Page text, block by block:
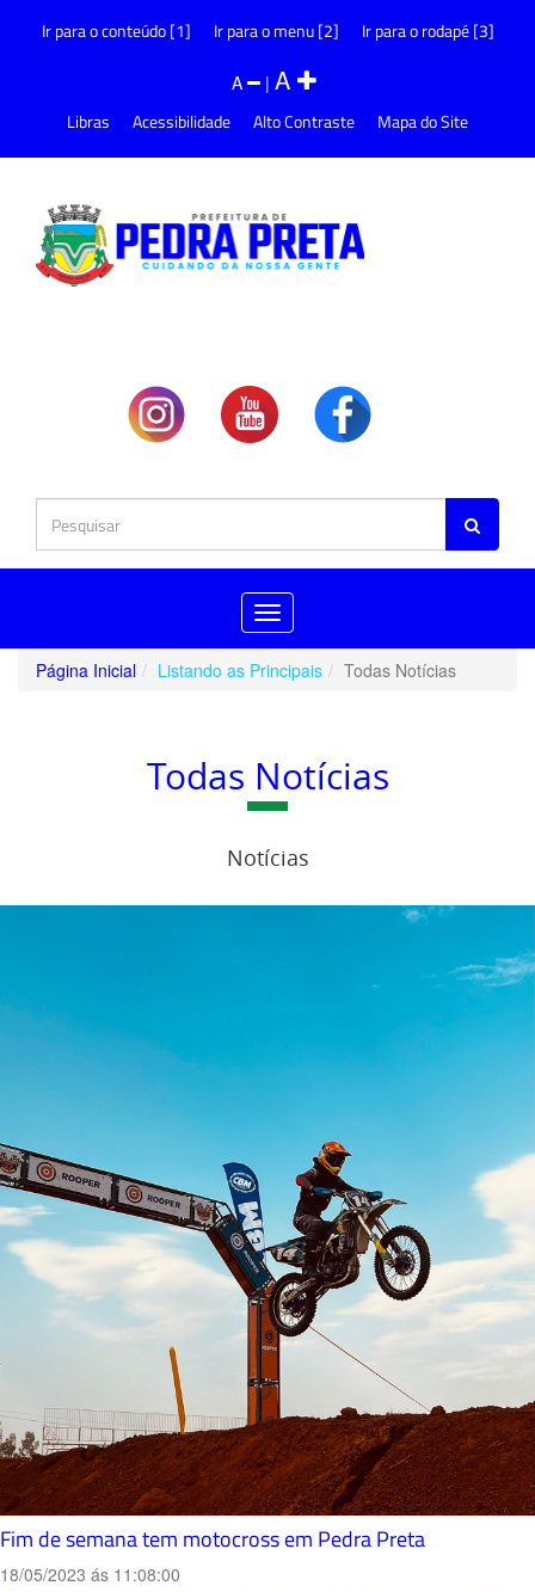
Ir para o conteúdo [1] Ir para o menu [2] Ir para o rodapé [3]
A |A
Libras Acessibilidade Alto Contraste Mapa do Site
Toggle
navigation
Página Inicial
Listando as Principais Todas Notícias
Todas Notícias
Notícias
Fim de semana tem motocross em Pedra Preta
18/05/2023 ás 11:08:00